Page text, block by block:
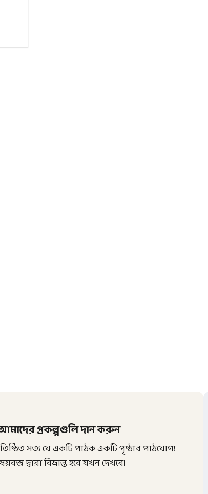
প্রকল্পগুলি দান করুন
সত্য যে একটি পাঠক একটি পৃষ্ঠার পাঠযোগ্য
দ্বারা বিভ্রান্ত হবে যখন দেখবে।